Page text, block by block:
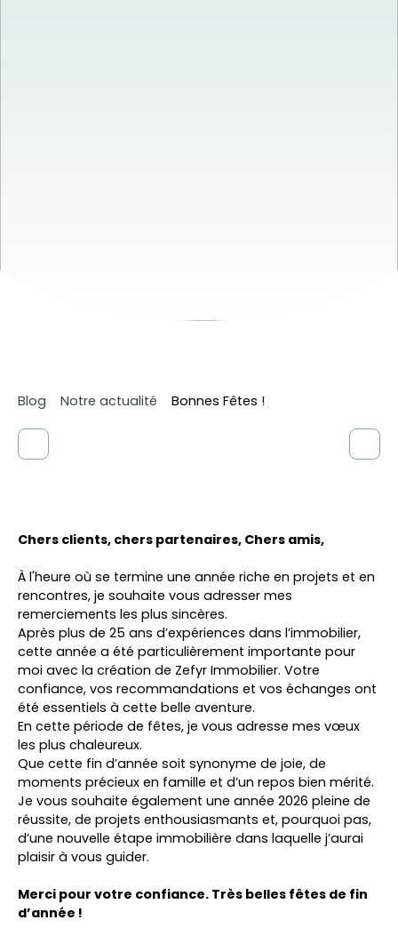
Blog Notre actualité Bonnes Fêtes !
Chers clients, chers partenaires, Chers amis,
À l'heure où se termine une année riche en projets et en
rencontres, je souhaite vous adresser mes
remerciements les plus sincères.
Après plus de 25 ans d’expériences dans l’immobilier,
cette année a été particulièrement importante pour
moi avec la création de Zefyr Immobilier. Votre
confiance, vos recommandations et vos échanges ont
été essentiels à cette belle aventure.
En cette période de fêtes, je vous adresse mes vœux
les plus chaleureux.
Que cette fin d’année soit synonyme de joie, de
moments précieux en famille et d’un repos bien mérité.
Je vous souhaite également une année 2026 pleine de
réussite, de projets enthousiasmants et, pourquoi pas,
d’une nouvelle étape immobilière dans laquelle j’aurai
plaisir à vous guider.
Merci pour votre confiance. Très belles fêtes de fin
d’année !